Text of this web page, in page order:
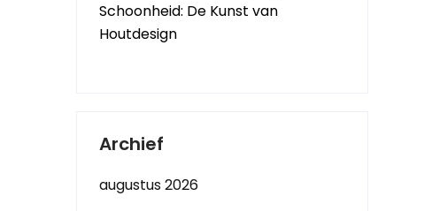
Schoonheid: De Kunst van
Houtdesign
Archief
augustus 2026